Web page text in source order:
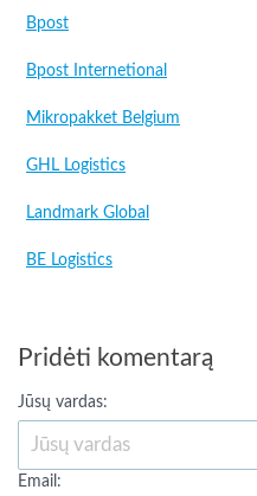
Bpost
Bpost Internetional
Mikropakket Belgium
GHL Logistics
Landmark Global
BE Logistics
Pridėti komentarą
Jūsų vardas:
Email: